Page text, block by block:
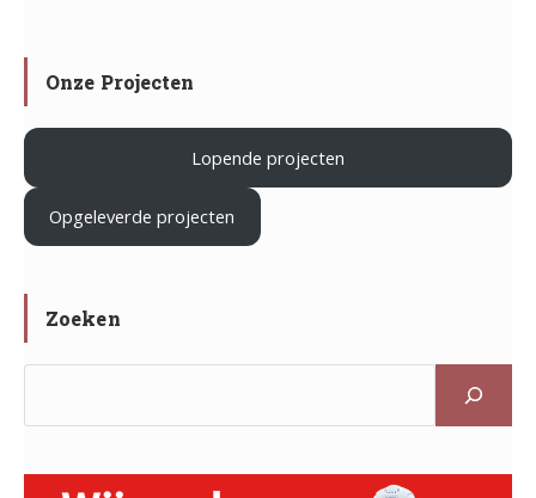
.
op
werkbezoek
Onze Projecten
Lopende projecten
Opgeleverde projecten
Zoeken